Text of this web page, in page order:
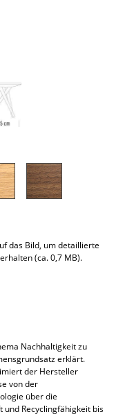
das Bild, um detaillierte
(ca. 0,7 MB).
Nachhaltigkeit zu
erklärt.
der Hersteller
von der
über die
Recyclingfähigkeit bis